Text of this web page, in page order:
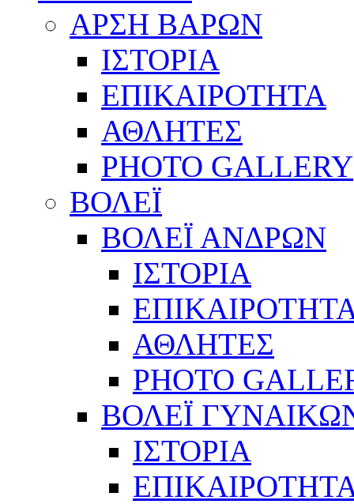
ΑΡΣΗ ΒΑΡΩΝ
ΙΣΤΟΡΙΑ
ΕΠΙΚΑΙΡΟΤΗΤΑ
ΑΘΛΗΤΕΣ
PHOTO GALLERY
ΒΟΛΕΪ
ΒΟΛΕΪ ΑΝΔΡΩΝ
ΙΣΤΟΡΙΑ
ΑΘΛΗΤΕΣ
PHOTO
ΒΟΛΕΪ
ΙΣΤΟΡΙΑ